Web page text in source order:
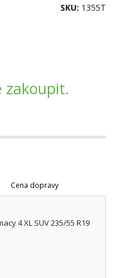
SKU: 1355T
zakoupit.
Cena dopravy
4 XL SUV 235/55 R19